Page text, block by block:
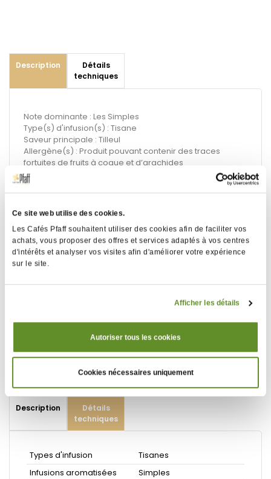
Ce site web utilise des cookies.
Les Cafés Pfaff souhaitent utiliser des cookies afin de faciliter vos
achats, vous proposer des offres et services adaptés à vos centres
d'intérêts et analyser vos visites afin d'améliorer votre expérience
sur le site.
Afficher les détails
Autoriser tous les cookies
Cookies nécessaires uniquement
Description
Détails
techniques
Note dominante : Les Simples
Type(s) d'infusion(s) : Tisane
Saveur principale : Tilleul
Allergène(s) : Produit pouvant contenir des traces
fortuites de fruits à coque et d’arachides
Suggestion de préparation :
Temps d'infusion conseillé : 6 mn
Température d'eau conseillée : 100°C
d'obtenir une infusion identique à celle que procurent
Poids net : 48 g
DLUO conseillée de 30 mois
Description
Détails
techniques
Types d'infusion
Tisanes
Infusions aromatisées
Simples